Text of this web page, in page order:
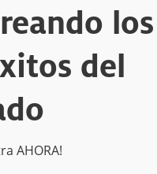
los
del
AHORA!